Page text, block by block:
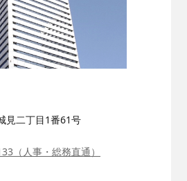
見二丁目1番61号
（人事・総務直通）